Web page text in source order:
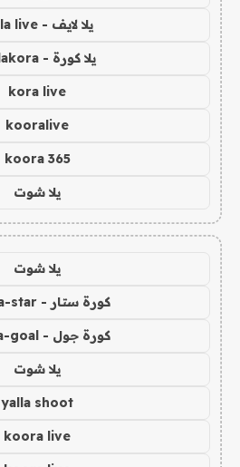
يلا لايف - yalla live
يلا كورة - yallakora
kora live
kooralive
koora 365
يلا شوت
يلا شوت
كورة ستار - koora-star
كورة جول - koora-goal
يلا شوت
yalla shoot
koora live